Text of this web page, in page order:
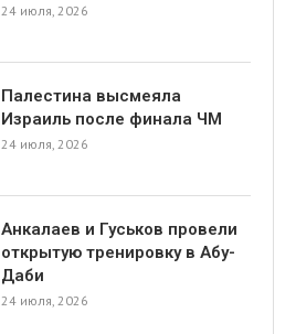
24 июля, 2026
Палестина высмеяла
Израиль после финала ЧМ
24 июля, 2026
Анкалаев и Гуськов провели
открытую тренировку в Абу-
Даби
24 июля, 2026